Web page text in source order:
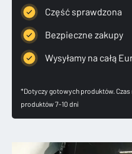
XENON
ZDERZAK
Część sprawdzona
Bezpieczne zakupy
Wysyłamy na całą
*Dotyczy gotowych produktów.
produktów 7-10 dni